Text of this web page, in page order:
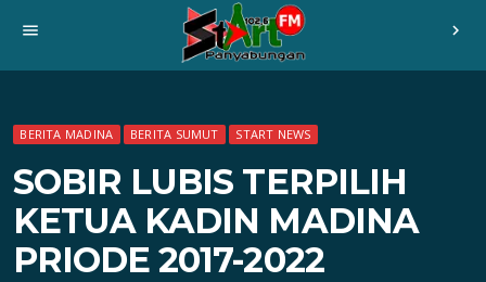
menu chevron_right
BERITA MADINA BERITA SUMUT START NEWS
SOBIR LUBIS TERPILIH
KETUA KADIN MADINA
PRIODE 2017-2022